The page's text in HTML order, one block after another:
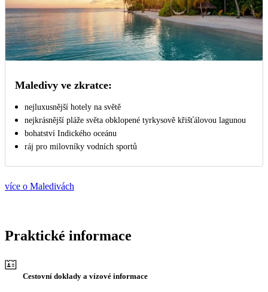
Maledivy ve zkratce:
nejluxusnější hotely na světě
nejkrásnější pláže světa obklopené tyrkysově křišťálovou lagunou
bohatství Indického oceánu
ráj pro milovníky vodních sportů
více o Maledivách
Praktické informace
Cestovní doklady a vízové informace